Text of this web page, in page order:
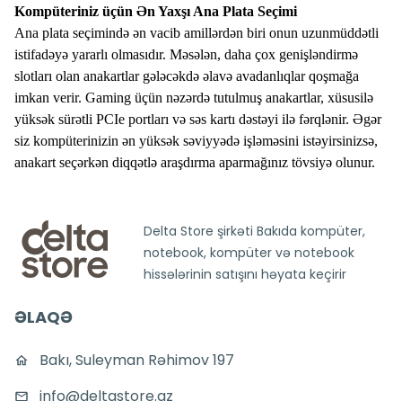
Kompüteriniz üçün Ən Yaxşı Ana Plata Seçimi
Ana plata seçimində ən vacib amillərdən biri onun uzunmüddətli
istifadəyə yararlı olmasıdır. Məsələn, daha çox genişləndirmə
slotları olan anakartlar gələcəkdə əlavə avadanlıqlar qoşmağa
imkan verir. Gaming üçün nəzərdə tutulmuş anakartlar, xüsusilə
yüksək sürətli PCIe portları və səs kartı dəstəyi ilə fərqlənir. Əgər
siz kompüterinizin ən yüksək səviyyədə işləməsini istəyirsinizsə,
anakart seçərkən diqqətlə araşdırma aparmağınız tövsiyə olunur.
Delta Store şirkəti Bakıda kompüter,
notebook, kompüter və notebook
hissələrinin satışını həyata keçirir
ƏLAQƏ
Bakı, Suleyman Rəhimov 197
info@deltastore.az